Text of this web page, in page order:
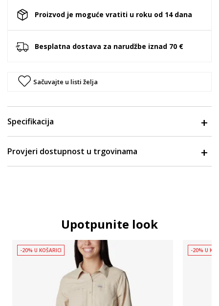
Proizvod je moguće vratiti u roku od 14 dana
Besplatna dostava za narudžbe iznad 70 €
Sačuvajte u listi želja
Specifikacija
Provjeri dostupnost u trgovinama
Upotpunite look
-20% U KOŠARICI -20% U